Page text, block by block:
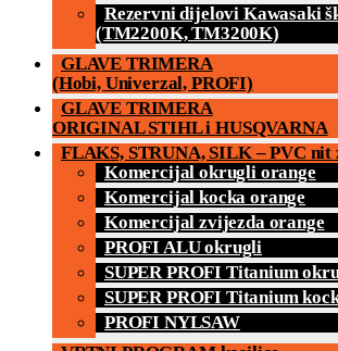
Rezervni dijelovi Kawasaki
(TM2200K, TM3200K)
GLAVE TRIMERA
(Hobi, Univerzal, PROFI)
GLAVE TRIMERA
ORIGINAL STIHL i HUSQVARNA
FLAKS, STRUNA, SILK – PVC nit
Komercijal okrugli orange
Komercijal kocka orange
Komercijal zvijezda orange
PROFI ALU okrugli
SUPER PROFI Titanium
SUPER PROFI Titanium
PROFI NYLSAW